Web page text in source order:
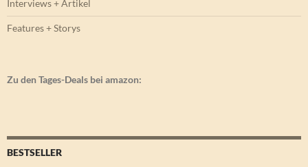
Interviews + Artikel
Features + Storys
Zu den Tages-Deals bei amazon:
BESTSELLER